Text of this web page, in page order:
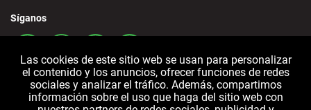
Granada - Centro
Granada - Downtown
Síganos
Las cookies de este sitio web se usan para personalizar
el contenido y los anuncios, ofrecer funciones de redes
sociales y analizar el tráfico. Además, compartimos
información sobre el uso que haga del sitio web con